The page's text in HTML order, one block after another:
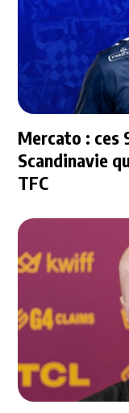
Mercato : ces
Scandinavie
TFC